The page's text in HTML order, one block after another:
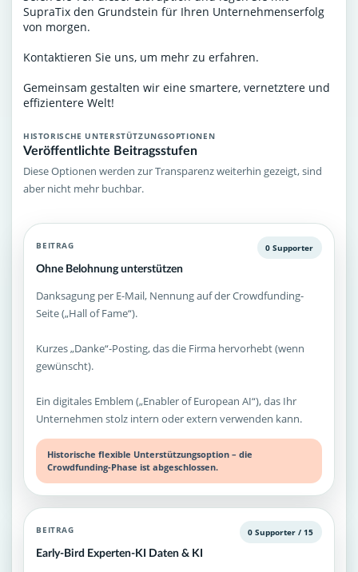
SupraTix den Grundstein für Ihren Unternehmenserfolg
von morgen.
Kontaktieren Sie uns, um mehr zu erfahren.
Gemeinsam gestalten wir eine smartere, vernetztere und
effizientere Welt!
HISTORISCHE UNTERSTÜTZUNGSOPTIONEN
Veröffentlichte Beitragsstufen
Diese Optionen werden zur Transparenz weiterhin gezeigt, sind
aber nicht mehr buchbar.
BEITRAG
Ohne Belohnung unterstützen
0 Supporter
Danksagung per E-Mail, Nennung auf der Crowdfunding-
Seite („Hall of Fame“).
Kurzes „Danke“-Posting, das die Firma hervorhebt (wenn
gewünscht).
Ein digitales Emblem („Enabler of European AI“), das Ihr
Unternehmen stolz intern oder extern verwenden kann.
Historische flexible Unterstützungsoption – die
Crowdfunding-Phase ist abgeschlossen.
BEITRAG
Early-Bird Experten-KI Daten & KI
0 Supporter / 15